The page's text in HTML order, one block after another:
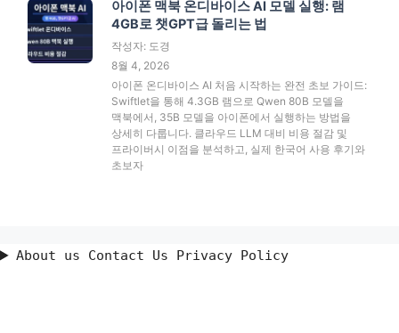
아이폰 맥북 온디바이스 AI 모델 실행: 램
4GB로 챗GPT급 돌리는 법
작성자: 도경
8월 4, 2026
아이폰 온디바이스 AI 처음 시작하는 완전 초보 가이드:
Swiftlet을 통해 4.3GB 램으로 Qwen 80B 모델을
맥북에서, 35B 모델을 아이폰에서 실행하는 방법을
상세히 다룹니다. 클라우드 LLM 대비 비용 절감 및
프라이버시 이점을 분석하고, 실제 한국어 사용 후기와
초보자
About us Contact Us Privacy Policy